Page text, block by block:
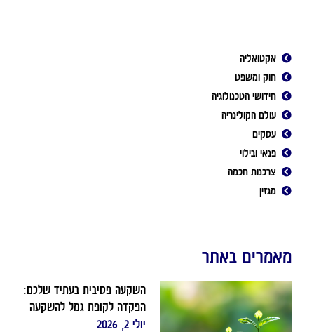
אקטואליה
חוק ומשפט
חידושי הטכנולוגיה
עולם הקולינריה
עסקים
פנאי ובילוי
צרכנות חכמה
מגזין
מאמרים באתר
השקעה פסיבית בעתיד שלכם:
הפקדה לקופת גמל להשקעה
יולי 2, 2026